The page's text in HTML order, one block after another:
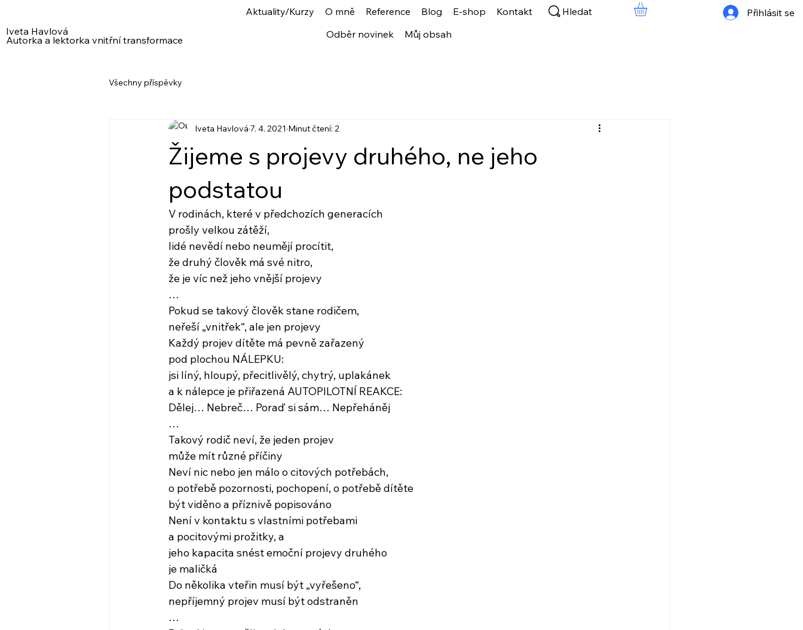
Iveta Havlová
Autorka a lektorka vnitřní transformace
Aktuality/Kurzy O mně Reference Blog E-shop
Kontakt
Odběr novinek
Můj obsah
Přihlásit se
Hledat
Všechny příspěvky
Žijeme s projevy druhého, ne jeho
podstatou
Iveta Havlová 7. 4. 2021 Minut čtení: 2
V rodinách, které v předchozích generacích
prošly velkou zátěží,
lidé nevědí nebo neumějí procítit,
že druhý člověk má své nitro,
že je víc než jeho vnější projevy
…
Pokud se takový člověk stane rodičem,
neřeší „vnitřek“, ale jen projevy
Každý projev dítěte má pevně zařazený
pod plochou NÁLEPKU:
jsi líný, hloupý, přecitlivělý, chytrý, uplakánek
a k nálepce je přiřazená AUTOPILOTNÍ REAKCE:
Dělej… Nebreč… Poraď si sám… Nepřeháněj
…
Takový rodič neví, že jeden projev
může mít různé příčiny
Neví nic nebo jen málo o citových potřebách,
o potřebě pozornosti, pochopení, o potřebě dítěte
být viděno a příznivě popisováno
Není v kontaktu s vlastními potřebami
a pocitovými prožitky, a
jeho kapacita snést emoční projevy druhého
je maličká
Do několika vteřin musí být „vyřešeno“,
nepříjemný projev musí být odstraněn
…